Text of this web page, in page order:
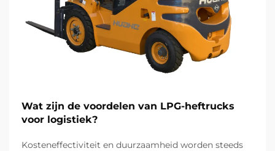
Wat zijn de voordelen van LPG-heftrucks
voor logistiek?
Kosteneffectiviteit en duurzaamheid worden steeds